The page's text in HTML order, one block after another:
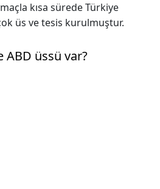
kısa sürede Türkiye
üs ve tesis kurulmuştur.
ABD üssü var?